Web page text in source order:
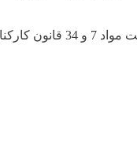
این لایحه وظایف